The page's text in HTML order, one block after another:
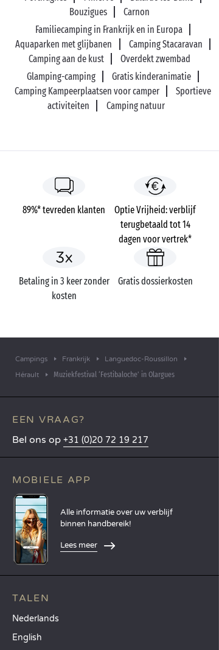
Bouzigues
Carnon
Familiecamping in Frankrijk en in Europa
Aquaparken met glijbanen
Camping Stacaravan
Camping aan de kust
Overdekt zwembad
Glamping-camping
Gratis kinderanimatie
Camping Kampeerplaatsen voor camper
Sportieve
activiteiten
Camping natuur
89%* tevreden klanten
Optie Vrijheid: verblijf
terugbetaald tot 14
dagen voor vertrek*
Betaling in 3 keer zonder
kosten
Gratis dossierkosten
Campings Frankrijk
Languedoc-Roussillon
Hérault
Muziekfestival ‘Festibaloche’ in Olargues
EEN VRAAG?
Bel ons op +31 (0)20 72 19 217
MOBIELE APP
Alle informatie over uw verblijf
binnen handbereik!
Lees meer
TALEN
Nederlands
English